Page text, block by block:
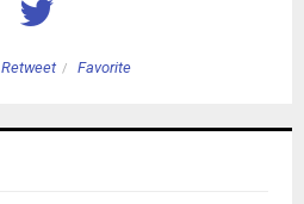
Retweet Favorite